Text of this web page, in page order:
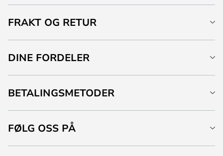
FRAKT OG RETUR
DINE FORDELER
BETALINGSMETODER
FØLG OSS PÅ